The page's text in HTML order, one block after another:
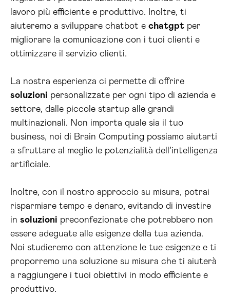
lavoro più efficiente e produttivo. Inoltre, ti
aiuteremo a sviluppare chatbot e chatgpt per
migliorare la comunicazione con i tuoi clienti e
ottimizzare il servizio clienti.
La nostra esperienza ci permette di offrire
soluzioni personalizzate per ogni tipo di azienda e
settore, dalle piccole startup alle grandi
multinazionali. Non importa quale sia il tuo
business, noi di Brain Computing possiamo aiutarti
a sfruttare al meglio le potenzialità dell’intelligenza
artificiale.
Inoltre, con il nostro approccio su misura, potrai
risparmiare tempo e denaro, evitando di investire
in soluzioni preconfezionate che potrebbero non
essere adeguate alle esigenze della tua azienda.
Noi studieremo con attenzione le tue esigenze e ti
proporremo una soluzione su misura che ti aiuterà
a raggiungere i tuoi obiettivi in modo efficiente e
produttivo.